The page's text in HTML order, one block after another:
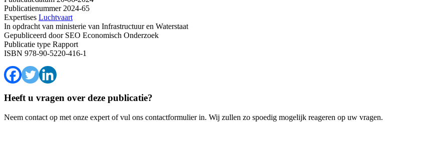
Publicatienummer2024-65
Expertises Luchtvaart
In opdracht van ministerie van Infrastructuur en Waterstaat
Gepubliceerd doorSEO Economisch Onderzoek
Publicatie type Rapport
ISBN 978-90-5220-416-1
Heeft u vragen over deze publicatie?
Neem contact op met onze expert of vul ons contactformulier in. Wij zullen zo spoedig mogelijk reageren op uw vragen.